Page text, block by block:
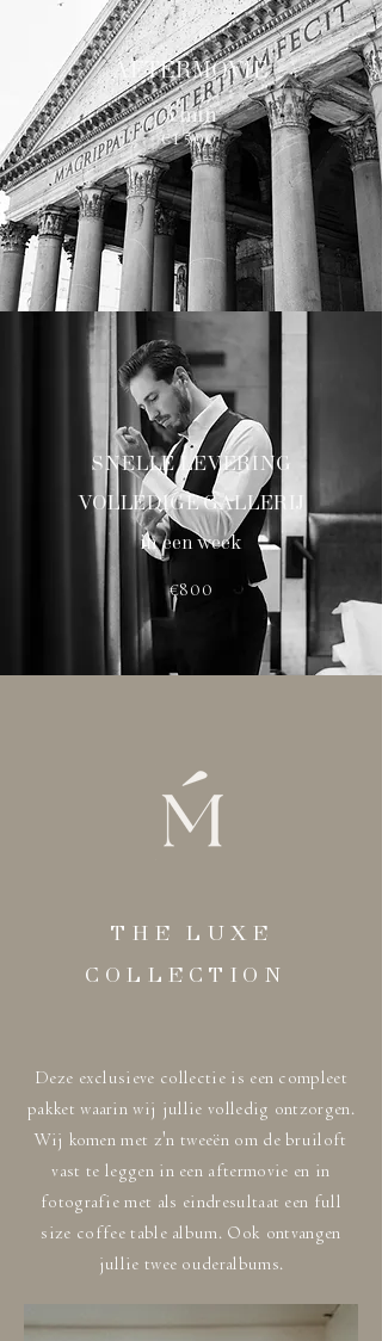
AFTERMOVIE
3 min
€1500
SNELLE LEVERING
VOLLEDIGE GALLERIJ
in een week
€800
THE LUXE
COLLECTION
Deze exclusieve collectie is een compleet
pakket waarin wij jullie volledig ontzorgen.
Wij komen met z'n tweeën om de bruiloft
vast te leggen in een aftermovie en in
fotografie met als eindresultaat een full
size coffee table album. Ook ontvangen
jullie twee ouderalbums.